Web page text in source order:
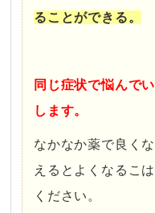
ることができる。
同じ症状で悩んで
します。
なかなか薬で良く
えるとよくなるこ
ください。